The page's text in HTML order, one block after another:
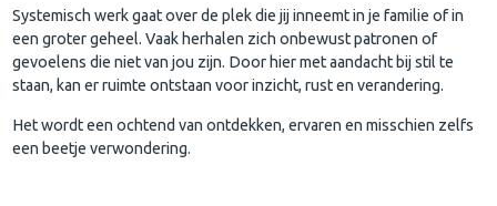
Systemisch werk gaat over de plek die jij inneemt in je familie of in
een groter geheel. Vaak herhalen zich onbewust patronen of
gevoelens die niet van jou zijn. Door hier met aandacht bij stil te
staan, kan er ruimte ontstaan voor inzicht, rust en verandering.
Het wordt een ochtend van ontdekken, ervaren en misschien zelfs
een beetje verwondering.